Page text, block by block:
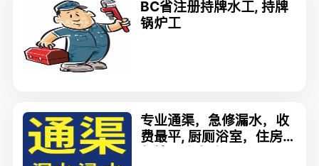
BC省注册持牌水工, 持牌
锅炉工
专业通渠，急修漏水，收
费最平, 厨厕浴室，住房